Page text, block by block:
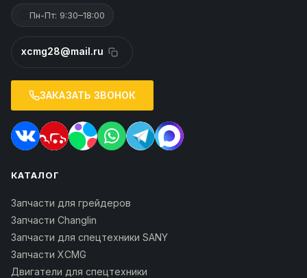
Пн-Пт: 9:30–18:00
xcmg28@mail.ru
ЗАКАЗАТЬ ЗВОНОК
КАТАЛОГ
Запчасти для грейдеров
Запчасти Changlin
Запчасти для спецтехники SANY
Запчасти XCMG
Двигатели для спецтехники